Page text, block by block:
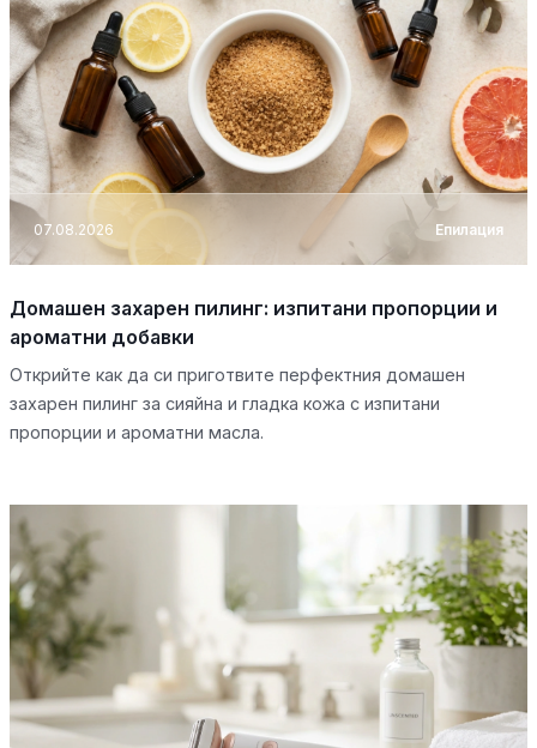
07.08.2026 Епилация
Домашен захарен пилинг: изпитани пропорции и
ароматни добавки
Открийте как да си приготвите перфектния домашен
захарен пилинг за сияйна и гладка кожа с изпитани
пропорции и ароматни масла.